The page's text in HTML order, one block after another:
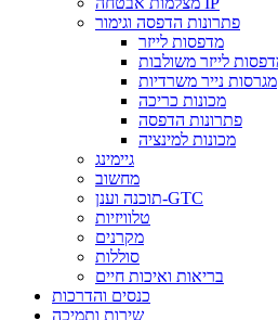
פתרונות הדפסה וגימור
מדפסות לייזר
מגרסות נייר משרדיות
מכונות כריכה
פתרונות הדפסה
מכונות למינציה
גיימינג
מחשוב
תוכנה וענן-GTC
טלוויזיות
מקרנים
סוללות
בריאות ואיכות חיים
כנסים והדרכות
שירות ותמיכה